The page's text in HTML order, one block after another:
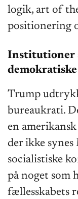
logik, art of
positionering
Institutioner
Trump
bureaukrati.
en
der ikke
socialistiske
på noget som
fællesskabets